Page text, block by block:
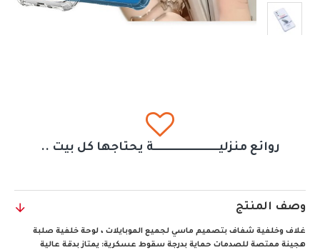
روائع منزليــــــــــــــــــــــــــــــة يحتاجها كل بيت ..
وصف المنتج
غلاف وخلفية شفاف بتصميم ماسي لجميع الموبايلات ، لوحة خلفية صلبة
هجينة ممتصة للصدمات حماية بدرجة سقوط عسكرية: يمتاز بدقة عالية